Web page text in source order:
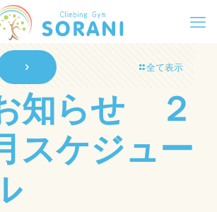
全て表示
知らせ ２
スケジュー